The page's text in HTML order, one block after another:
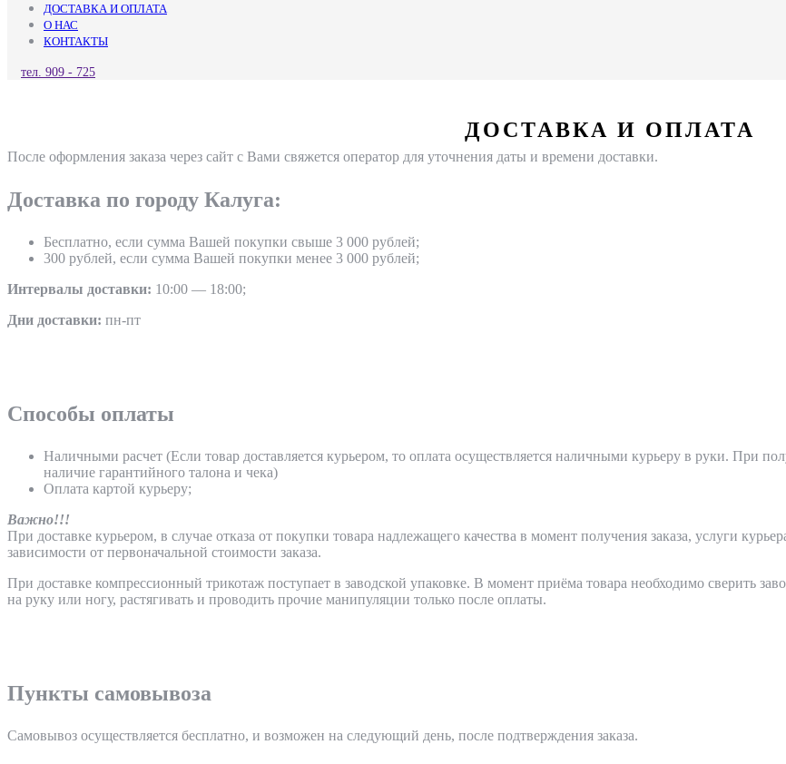
ДОСТАВКА И ОПЛАТА
О НАС
КОНТАКТЫ
КНОПКА
тел. 909 - 725
ДОСТАВКА И ОПЛАТА
После оформления заказа через сайт с Вами свяжется оператор для уточнения даты и времени доставки.
Доставка по городу Калуга:
Бесплатно, если сумма Вашей покупки свыше 3 000 рублей;
300 рублей, если сумма Вашей покупки менее 3 000 рублей;
Интервалы доставки: 10:00 — 18:00;
Дни доставки: пн-пт
Способы оплаты
Наличными расчет (Если товар доставляется курьером, то оплата осуществляется наличными курьеру в руки. При
наличие гарантийного талона и чека)
Оплата картой курьеру;
Важно!!!
При доставке курьером, в случае отказа от покупки товара надлежащего качества в момент получения заказа, услуги
зависимости от первоначальной стоимости заказа.
При доставке компрессионный трикотаж поступает в заводской упаковке. В момент приёма товара необходимо сверить
на руку или ногу, растягивать и проводить прочие манипуляции только после оплаты.
Пункты самовывоза
Самовывоз осуществляется бесплатно, и возможен на следующий день, после подтверждения заказа.